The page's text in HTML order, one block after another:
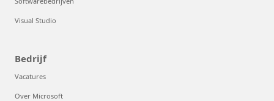
Visual Studio
Bedrijf
Vacatures
Over Microsoft